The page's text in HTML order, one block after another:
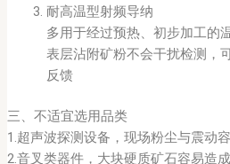
耐高温型射频导纳
多用于经过预热、初步加工的
表层沾附矿粉不会干扰检测，
反馈
三、不适宜选用品类
1.超声波探测设备，现场粉尘与震动
2.音叉类器件，大块硬质矿石容易造